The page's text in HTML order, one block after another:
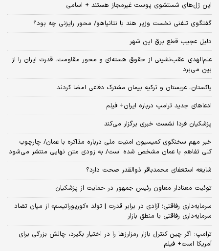
این ژل‌های شستشوی پوست غیرمجاز هستند + اسامی
گفتگوی تلفنی نخست وزیر هند با نتانیاهو/ محور رایزنی چه بود؟
دلیل عجیب قطع برق این شهر
علم‌الهدی: عقب‌نشینی از حقوق هسته‌ای و محور مقاومت، قدرت ایران را از
بین می‌برد
پاکستان، عربستان و ترکیه پیمان مشترک دفاعی امضا کردند
ادعاهای جدید ترامپ درباره ایران+ فیلم
پزشکیان فردا نشست خبری برگزار می‌کند
خبر مهم سخنگوی کمیسیون امنیت ملی درباره مذاکره با عمان/ چارچوب
کلی تفاهم با عمان مشخص شده است/ به زودی متن نهایی منتشر می‌شود
شایعه استعفای محمدباقر ذوالقدر صحت دارد؟
توئیت معنادار معاون رئیس جمهور در حمایت از پزشکیان
سرمایه‌داری رفاقتی؛ آزادی در برابر قدرت | تولد «کورپوراتیسم» از میان تضاد
سرمایه‌داری رفاقتی با منطق بازار
ترامپ: اگر چین کنترل بازار رمزارزها را در اختیار بگیرد، چالش بزرگی برای
آمریکا است+ فیلم